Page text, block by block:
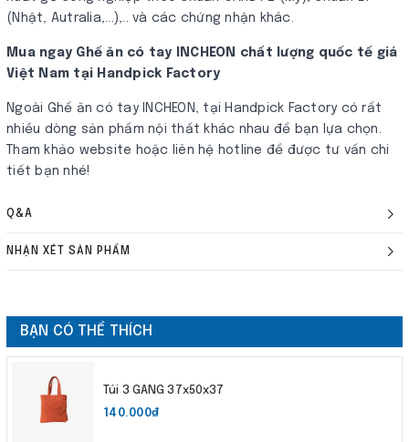
(Nhật, Autralia,...),.. và các chứng nhận khác.
Mua ngay Ghế ăn có tay INCHEON chất lượng quốc tế giá
Việt Nam tại Handpick Factory
Ngoài Ghế ăn có tay INCHEON, tại Handpick Factory có rất
nhiều dòng sản phẩm nội thất khác nhau để bạn lựa chọn.
Tham khảo website hoặc liên hệ hotline để được tư vấn chi
tiết bạn nhé!
Q&A
NHẬN XÉT SẢN PHẨM
BẠN CÓ THỂ THÍCH
Túi 3 GANG 37x50x37
140.000₫